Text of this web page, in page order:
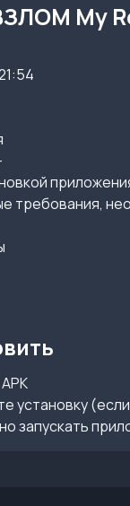
My
требования,
установку
запускать